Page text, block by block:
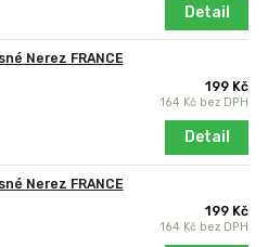
Detail
Nerez FRANCE
199 Kč
164 Kč bez DPH
Detail
Nerez FRANCE
199 Kč
164 Kč bez DPH